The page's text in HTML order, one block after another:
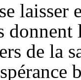
laisser
de la